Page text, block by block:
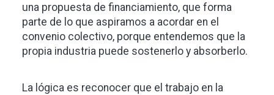
una propuesta de financiamiento, que forma
parte de lo que aspiramos a acordar en el
convenio colectivo, porque entendemos que la
propia industria puede sostenerlo y absorberlo.
La lógica es reconocer que el trabajo en la